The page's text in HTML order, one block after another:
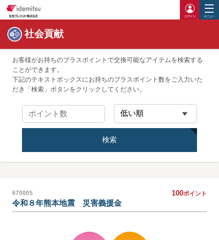
ログイ
社会貢献
お客様がお持ちのプラスポイントで交換可能なアイテムを検索する
ことができます。
下記のテキストボックスにお持ちのプラスポイント数をご入力いた
だき「検索」ボタンをクリックしてください。
検索
670005 100ポイント
令和８年熊本地震 災害義援金